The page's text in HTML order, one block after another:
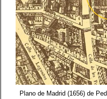
Plano de Madrid (1656) de